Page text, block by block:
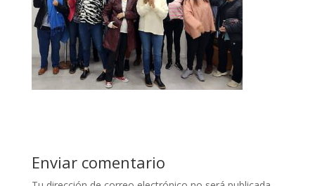
Enviar comentario